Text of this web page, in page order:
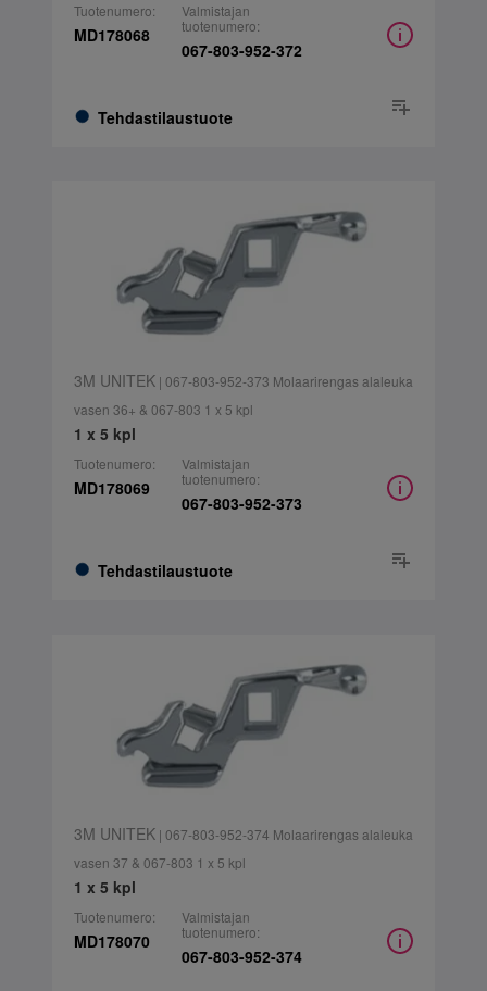
Tuotenumero:
MD178068
Tehdastilaustuote
Valmistajan
tuotenumero:
067-803-952-372
3M UNITEK| 067-803-952-373 Molaarirengas alaleuka
vasen 36+ & 067-803 1 x 5 kpl
1 x 5 kpl
Tuotenumero:
MD178069
Tehdastilaustuote
Valmistajan
tuotenumero:
067-803-952-373
3M UNITEK| 067-803-952-374 Molaarirengas alaleuka
vasen 37 & 067-803 1 x 5 kpl
1 x 5 kpl
Tuotenumero:
MD178070
Valmistajan
tuotenumero:
067-803-952-374